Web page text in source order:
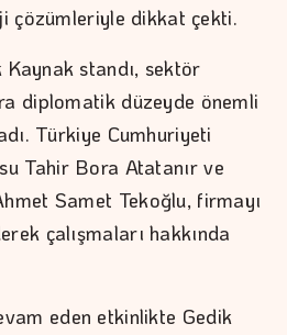
çözümleriyle dikkat çekti.
standı, sektör
diplomatik düzeyde önemli
Türkiye Cumhuriyeti
Tahir Bora Atatanır ve
Samet Tekoğlu, firmayı
çalışmaları hakkında
eden etkinlikte Gedik